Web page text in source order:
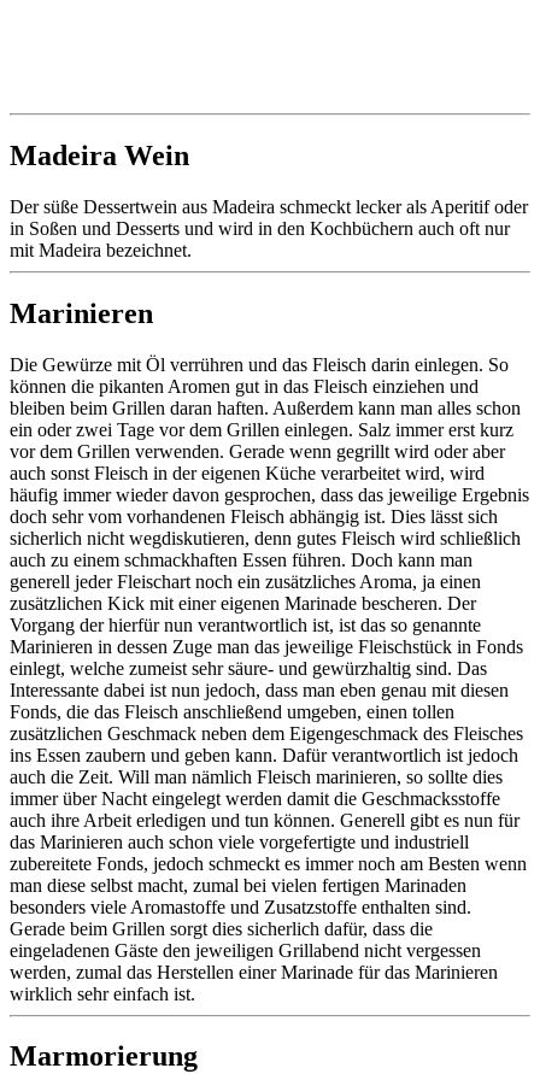
Madeira Wein
Der süße Dessertwein aus Madeira schmeckt lecker als Aperitif oder
in Soßen und Desserts und wird in den Kochbüchern auch oft nur
mit Madeira bezeichnet.
Marinieren
Die Gewürze mit Öl verrühren und das Fleisch darin einlegen. So
können die pikanten Aromen gut in das Fleisch einziehen und
bleiben beim Grillen daran haften. Außerdem kann man alles schon
ein oder zwei Tage vor dem Grillen einlegen. Salz immer erst kurz
vor dem Grillen verwenden. Gerade wenn gegrillt wird oder aber
auch sonst Fleisch in der eigenen Küche verarbeitet wird, wird
häufig immer wieder davon gesprochen, dass das jeweilige Ergebnis
doch sehr vom vorhandenen Fleisch abhängig ist. Dies lässt sich
sicherlich nicht wegdiskutieren, denn gutes Fleisch wird schließlich
auch zu einem schmackhaften Essen führen. Doch kann man
generell jeder Fleischart noch ein zusätzliches Aroma, ja einen
zusätzlichen Kick mit einer eigenen Marinade bescheren. Der
Vorgang der hierfür nun verantwortlich ist, ist das so genannte
Marinieren in dessen Zuge man das jeweilige Fleischstück in Fonds
einlegt, welche zumeist sehr säure- und gewürzhaltig sind. Das
Interessante dabei ist nun jedoch, dass man eben genau mit diesen
Fonds, die das Fleisch anschließend umgeben, einen tollen
zusätzlichen Geschmack neben dem Eigengeschmack des Fleisches
ins Essen zaubern und geben kann. Dafür verantwortlich ist jedoch
auch die Zeit. Will man nämlich Fleisch marinieren, so sollte dies
immer über Nacht eingelegt werden damit die Geschmacksstoffe
auch ihre Arbeit erledigen und tun können. Generell gibt es nun für
das Marinieren auch schon viele vorgefertigte und industriell
zubereitete Fonds, jedoch schmeckt es immer noch am Besten wenn
man diese selbst macht, zumal bei vielen fertigen Marinaden
besonders viele Aromastoffe und Zusatzstoffe enthalten sind.
Gerade beim Grillen sorgt dies sicherlich dafür, dass die
eingeladenen Gäste den jeweiligen Grillabend nicht vergessen
werden, zumal das Herstellen einer Marinade für das Marinieren
wirklich sehr einfach ist.
Marmorierung